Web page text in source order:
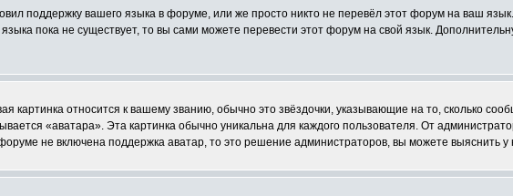
поддержку вашего языка в форуме, или же просто никто не перевёл этот форум на ваш
пока не существует, то вы сами можете перевести этот форум на свой язык.
картинка относится к вашему званию, обычно это звёздочки, указывающие на то, сколько
«аватара». Эта картинка обычно уникальна для каждого пользователя. От
не включена поддержка аватар, то это решение администраторов, вы можете выяснить у